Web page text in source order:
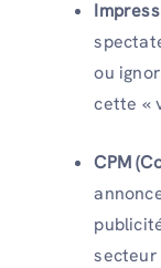
ou
cette «
CPM
secteur